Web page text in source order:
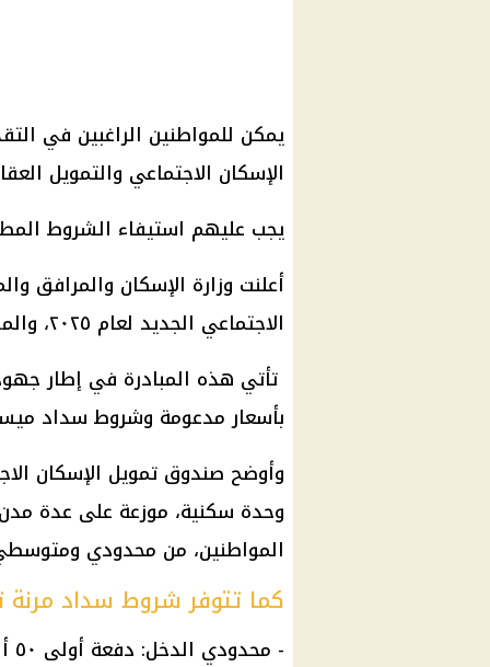
يمكن للمواطنين الراغبين في
الإسكان الاجتماعي والتمويل
يجب عليهم استيفاء الشروط
أعلنت وزارة الإسكان والمرافق
الاجتماعي الجديد لعام ٢٠٢٥، والموجه لمحدودي ومتوسطي الدخل.
تأتي هذه المبادرة في إطار
بأسعار مدعومة وشروط سداد
وأوضح صندوق تمويل الإسكان
وحدة سكنية، موزعة على عدة
المواطنين، من محدودي
كما تتوفر شروط سداد مرنة
- محدودي الدخل: دفعة أولى ٥٠ ألف جنيه.